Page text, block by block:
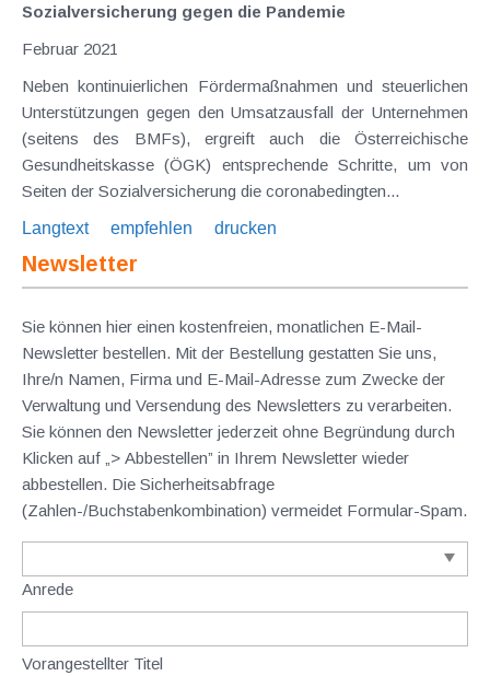
Sozialversicherung gegen die Pandemie
Februar 2021
Neben kontinuierlichen Fördermaßnahmen und steuerlichen
Unterstützungen gegen den Umsatzausfall der Unternehmen
(seitens des BMFs), ergreift auch die Österreichische
Gesundheitskasse (ÖGK) entsprechende Schritte, um von
Seiten der Sozialversicherung die coronabedingten...
Langtext
empfehlen drucken
Newsletter
Sie können hier einen kostenfreien, monatlichen E-Mail-
Newsletter bestellen. Mit der Bestellung gestatten Sie uns,
Ihre/n Namen, Firma und E-Mail-Adresse zum Zwecke der
Verwaltung und Versendung des Newsletters zu verarbeiten.
Sie können den Newsletter jederzeit ohne Begründung durch
Klicken auf „> Abbestellen” in Ihrem Newsletter wieder
abbestellen. Die Sicherheitsabfrage
(Zahlen-/Buchstabenkombination) vermeidet Formular-Spam.
Anrede
Vorangestellter Titel